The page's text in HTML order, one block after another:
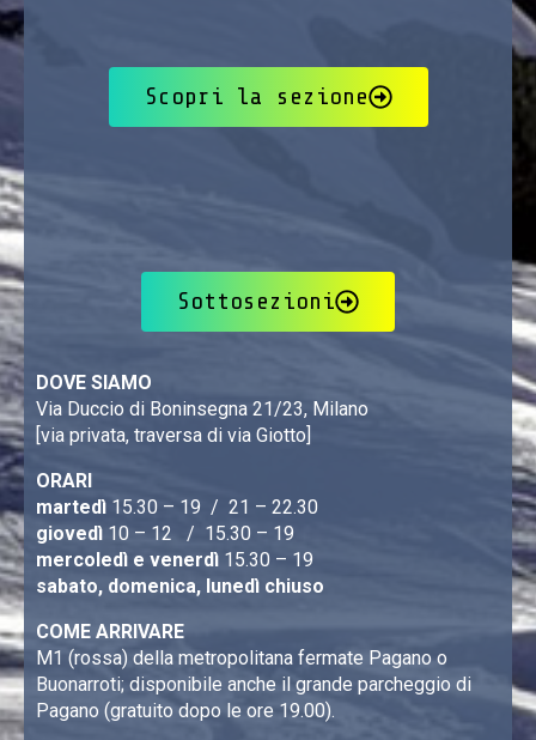
Scopri la sezione
Sottosezioni
DOVE SIAMO
Via Duccio di Boninsegna 21/23, Milano
[via privata, traversa di via Giotto]
ORARI
martedì 15.30 – 19 / 21 – 22.30
giovedì 10 – 12 / 15.30 – 19
mercoledì e venerdì 15.30 – 19
sabato, domenica, lunedì chiuso
COME ARRIVARE
M1 (rossa) della metropolitana fermate Pagano o
Buonarroti; disponibile anche il grande parcheggio di
Pagano (gratuito dopo le ore 19.00).